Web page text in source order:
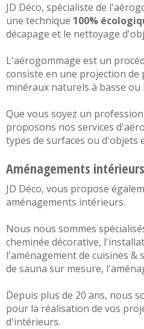
JD Déco, spécialiste de l'
une technique 100%
décapage et le nettoyage
L'aérogommage est un
consiste en une projection de
minéraux naturels à basse
Que vous soyez un
proposons nos services d'
types de surfaces ou d'objets
Aménagements intérieurs
JD Déco, vous propose
aménagements intérieurs.
Nous nous sommes
cheminée décorative, l'
l'aménagement de cuisines &
de sauna sur mesure, l'
Depuis plus de 20 ans, nous
pour la réalisation de vos
d'intérieurs.